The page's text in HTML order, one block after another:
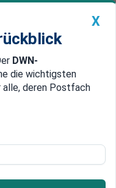
Premium
China
zugreifen
X
DWN-
die wichtigsten
alle, deren Postfach